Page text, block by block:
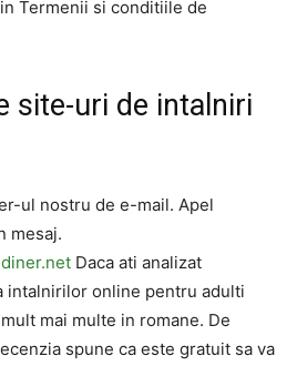
Termenii si conditiile de
site-uri de intalniri
ul nostru de e-mail. Apel
mesaj.
Daca ati analizat
intalnirilor online pentru adulti
mai multe in romane. De
spune ca este gratuit sa va